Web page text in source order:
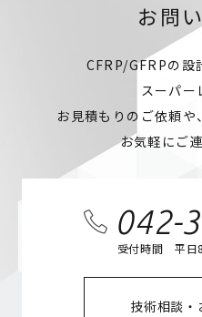
お問
CFRP/GFRPの設
スーパー
お見積もりのご依頼
お気軽にご
042-
受付時間 平日
技術相談・